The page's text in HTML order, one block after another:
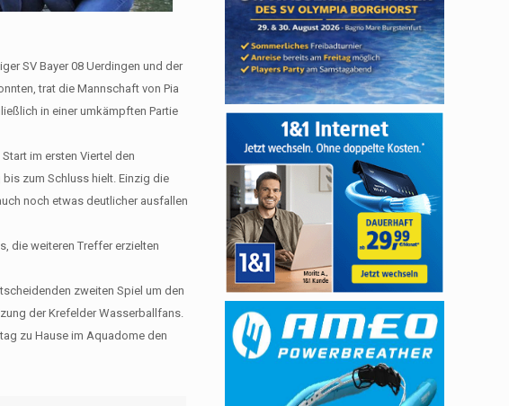
SV Bayer 08 Uerdingen und der
trat die Mannschaft von Pia
in einer umkämpften Partie
im ersten Viertel den
zum Schluss hielt. Einzig die
noch etwas deutlicher ausfallen
die weiteren Treffer erzielten
zweiten Spiel um den
der Krefelder Wasserballfans.
zu Hause im Aquadome den